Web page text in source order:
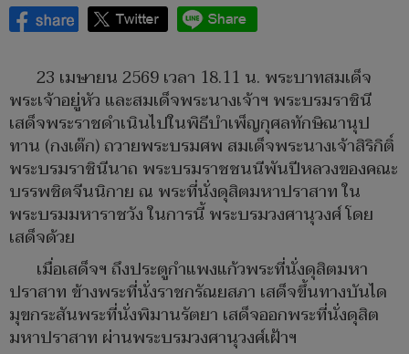
23 เมษายน 2569 เวลา 18.11 น. พระบาทสมเด็จ
พระเจ้าอยู่หัว และสมเด็จพระนางเจ้าฯ พระบรมราชินี
เสด็จพระราชดำเนินไปในพิธีบำเพ็ญกุศลทักษิณานุป
ทาน (กงเต๊ก) ถวายพระบรมศพ สมเด็จพระนางเจ้าสิริกิติ์
พระบรมราชินีนาถ พระบรมราชชนนีพันปีหลวงของคณะ
บรรพชิตจีนนิกาย ณ พระที่นั่งดุสิตมหาปราสาท ใน
พระบรมมหาราชวัง ในการนี้ พระบรมวงศานุวงศ์ โดย
เสด็จด้วย
เมื่อเสด็จฯ ถึงประตูกำแพงแก้วพระที่นั่งดุสิตมหา
ปราสาท ข้างพระที่นั่งราชกรัณยสภา เสด็จขึ้นทางบันได
มุขกระสันพระที่นั่งพิมานรัตยา เสด็จออกพระที่นั่งดุสิต
มหาปราสาท ผ่านพระบรมวงศานุวงศ์เฝ้าฯ